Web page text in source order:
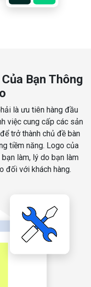
Bạn Thông
là ưu tiên hàng đầu
việc cung cấp các sản
trở thành chủ đề bàn
tiềm năng. Logo của
làm, lý do bạn làm
đối với khách hàng.